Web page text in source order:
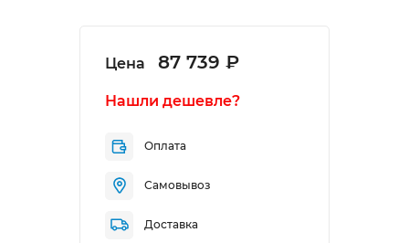
Цена 87 739 ₽
Нашли дешевле?
Оплата
Самовывоз
Доставка